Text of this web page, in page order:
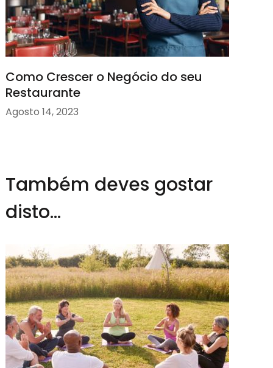
Como Crescer o Negócio do seu
Restaurante
Agosto 14, 2023
Também deves gostar
disto...